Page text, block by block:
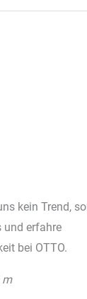
kein Trend,
und erfahre
bei OTTO.
m